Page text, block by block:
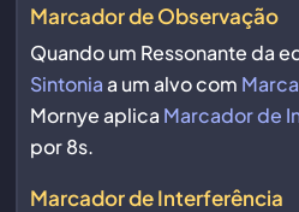
Marcador de Observação
Quando um Ressonante da
Sintoniaa um alvo com
Mornye aplica Marcador de
por 8s.
Marcador de Interferência